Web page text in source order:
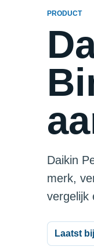
PRODUCT
Daikin
merk,
vergelijk
Laatst